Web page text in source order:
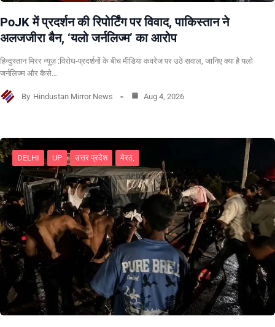
PoJK में प्रदर्शन की रिपोर्टिंग पर विवाद, पाकिस्तान ने
अलजजीरा बैन, ‘यलो जर्नलिज्म’ का आरोप
हिन्दुस्तान मिरर न्यूज़ :विरोध-प्रदर्शनों के बीच मीडिया कवरेज पर उठे सवाल, जानिए क्या है यलो
जर्नलिज्म और कैसे…
By Hindustan Mirror News Aug 4, 2026
DELHI UP उत्तर प्रदेश मेरठ,